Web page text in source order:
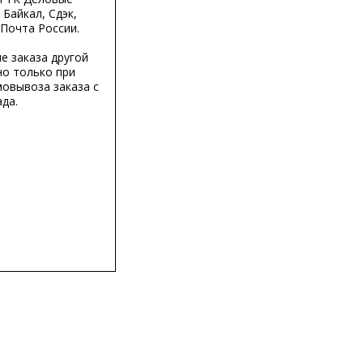
Сдэк,
России.
заказа другой
только при
заказа с